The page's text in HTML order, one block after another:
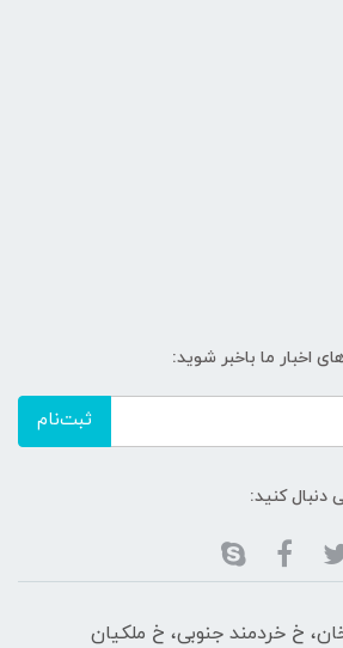
اخبار ما باخبر شوید:
ثبت‌نام
دنبال کنید:
خ خردمند جنوبی، خ ملکیان